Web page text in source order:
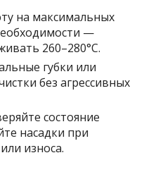
на максимальных
—
260–280°C.
губки или
без агрессивных
состояние
насадки при
износа.